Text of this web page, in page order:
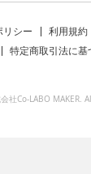
リシー 利用規約
特定商取引法に基
社Co-LABO MAKER.